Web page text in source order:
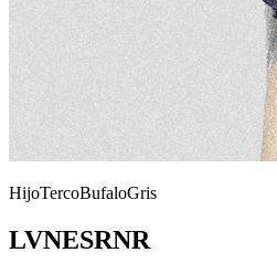
HijoTercoBufaloGris
LVNESRNR